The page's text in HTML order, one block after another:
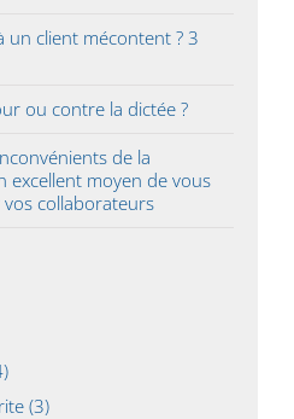
un client mécontent ? 3
ou contre la dictée ?
de la
excellent moyen de vous
collaborateurs
(3)